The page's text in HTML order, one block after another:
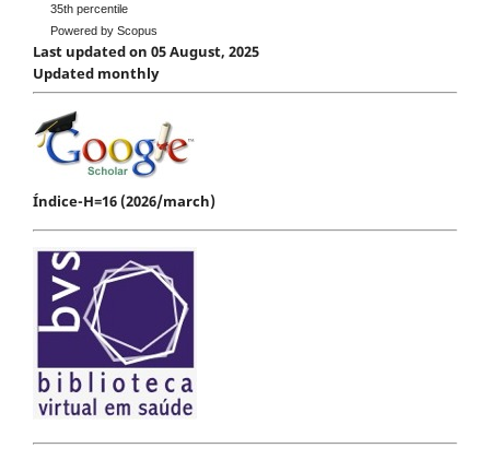
35th percentile
Powered by Scopus
Last updated on 05 August, 2025
Updated monthly
Índice-H=16 (2026/march)